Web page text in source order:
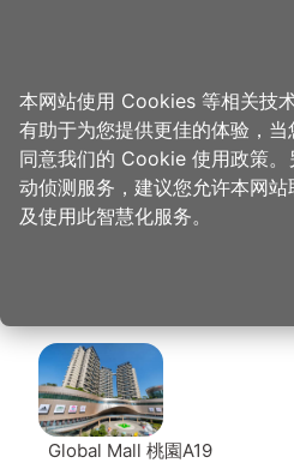
首页 > 想去的地方 > 美食、购物 > 俪
俪恩国际有
心乐意) 周边
Global Mall 桃園A19
本网站使用 Cookies 等相关技
有助于为您提供更佳的体验，
同意我们的 Cookie 使用政策。
动侦测服务，建议您允许本网
及使用此智慧化服务。